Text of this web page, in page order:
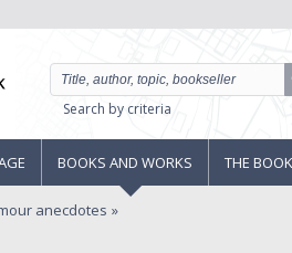
Search by criteria
BOOKS AND WORKS THE
anecdotes